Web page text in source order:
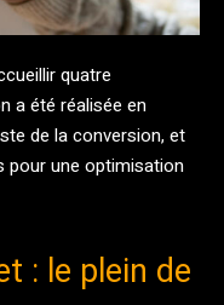
quatre
a été réalisée en
de la conversion, et
pour une optimisation
: le plein de